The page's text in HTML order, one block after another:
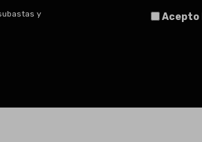
y
Acepto